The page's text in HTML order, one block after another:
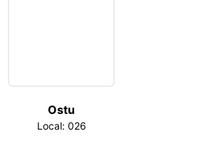
Ostu
Local: 026